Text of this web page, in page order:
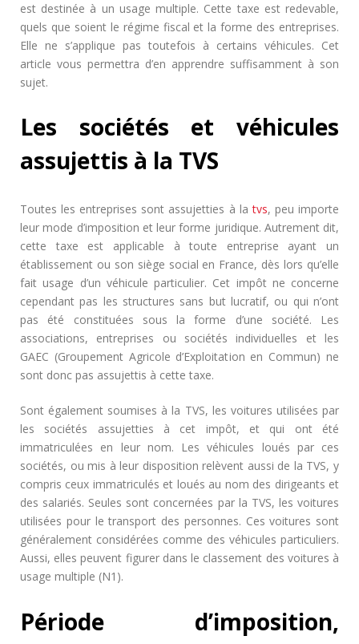
est destinée à un usage multiple. Cette taxe est redevable,
quels que soient le régime fiscal et la forme des entreprises.
Elle ne s’applique pas toutefois à certains véhicules. Cet
article vous permettra d’en apprendre suffisamment à son
sujet.
Les sociétés et véhicules
assujettis à la TVS
Toutes les entreprises sont assujetties à latvs, peu importe
leur mode d’imposition et leur forme juridique. Autrement dit,
cette taxe est applicable à toute entreprise ayant un
établissement ou son siège social en France, dès lors qu’elle
fait usage d’un véhicule particulier. Cet impôt ne concerne
cependant pas les structures sans but lucratif, ou qui n’ont
pas été constituées sous la forme d’une société. Les
associations, entreprises ou sociétés individuelles et les
GAEC (Groupement Agricole d’Exploitation en Commun) ne
sont donc pas assujettis à cette taxe.
Sont également soumises à la TVS, les voitures utilisées par
les sociétés assujetties à cet impôt, et qui ont été
immatriculées en leur nom. Les véhicules loués par ces
sociétés, ou mis à leur disposition relèvent aussi de la TVS, y
compris ceux immatriculés et loués au nom des dirigeants et
des salariés. Seules sont concernées par la TVS, les voitures
utilisées pour le transport des personnes. Ces voitures sont
généralement considérées comme des véhicules particuliers.
Aussi, elles peuvent figurer dans le classement des voitures à
usage multiple (N1).
Période d’imposition,